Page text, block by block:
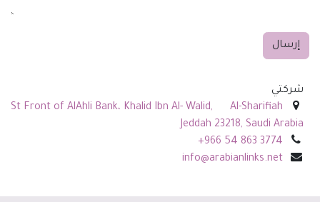
إرسال
شركتي
St Front of AlAhli Bank، Khalid Ibn Al- Walid, Al-Sharifiah
Jeddah 23218, Saudi Arabia
+966 54 863 3774⁩
info@arabianlinks.net